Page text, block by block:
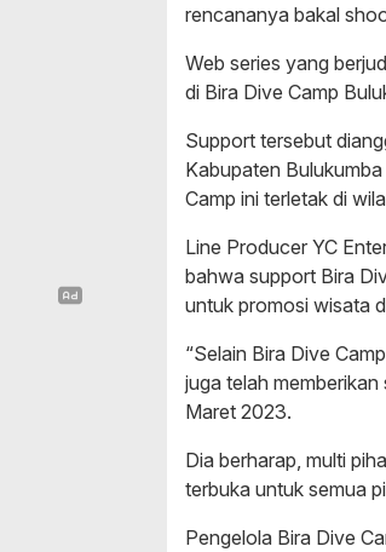
rencananya bakal
Web series yang
di Bira Dive Camp
Support tersebut
Kabupaten
Camp ini terletak di
Line Producer YC
bahwa support Bira
untuk promosi wisata
“Selain Bira Dive
juga telah memberikan
Maret 2023.
Dia berharap, multi
terbuka untuk semua
Pengelola Bira Dive